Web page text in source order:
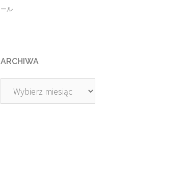
ール
ARCHIWA
Archiwa